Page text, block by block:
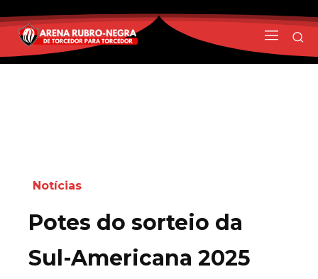
Notícias
Potes do sorteio da
Sul-Americana 2025